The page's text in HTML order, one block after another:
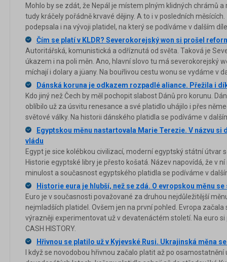
Mohlo by se zdát, že Nepál je místem plným klidných chrámů
tudy kráčely pořádně krvavé dějiny. A to i v posledních
podepsala i na vývoji platidel, na který se podíváme v dalším díle
Čím se platí v KLDR? Severokorejský won si prošel
Autoritářská, komunistická a odříznutá od světa. Taková je
úkazem i na poli měn. Ano, hlavní slovo tu má severokorejský
míchají i dolary a jüany. Na bouřlivou cestu wonu se vydáme v
Dánská koruna je odkazem rozpadlé aliance. Přežila i
Kdo jiný než Čech by měl pochopit slabost Dánů pro korunu.
oblíbilo už za úsvitu renesance a své platidlo uhájilo i přes
světové války. Na historii dánského platidla se podíváme v
Egyptskou měnu nastartovala Marie Terezie. V názvu
vládu
Egypt je sice kolébkou civilizací, moderní egyptský státní útvar
Historie egyptské libry je přesto košatá. Název napovídá, že v
minulost a současnost egyptského platidla se podíváme v
Historie eura je hlubší, než se zdá. O evropskou měnu
Euro je v současnosti považované za druhou nejdůležitější
nejmladších platidel. Ovšem jen na první pohled. Evropa
výrazněji experimentovat už v devatenáctém století. Na euro
CASH HISTORY.
Hřivnou se platilo už v Kyjevské Rusi. Ukrajinská měna
I když se novodobou hřivnou začalo platit až po